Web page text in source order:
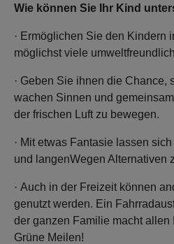
Wie können Sie Ihr Kind
· Ermöglichen Sie den Kindern
möglichst viele
· Geben Sie ihnen die Chance,
wachen Sinnen und
der frischen Luft zu bewegen.
· Mit etwas Fantasie lassen
und langenWegen Alternativen
· Auch in der Freizeit können
genutzt werden. Ein
der ganzen Familie macht
Grüne Meilen!